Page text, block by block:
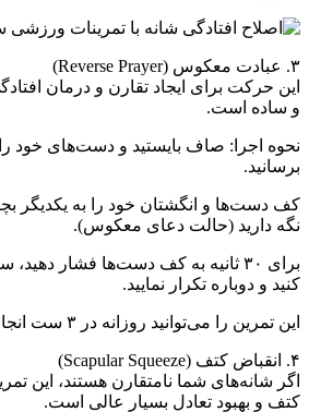
۳. عبادت معکوس (Reverse Prayer)
این حرکت برای ایجاد تقارن و درمان
و ساده است.
نحوه اجرا: صاف بایستید و دست‌های خود
برسانید.
کف دست‌ها و انگشتان خود را به یکدیگر
نگه دارید (حالت دعای معکوس).
کنید و دوباره تکرار نمایید.
این تمرین را می‌توانید روزانه در ۳ ست انجام دهید.
۴. انقباض کتف (Scapular Squeeze)
اگر شانه‌های شما نامتقارن هستند، این
کتف و بهبود تعادل بسیار عالی است.